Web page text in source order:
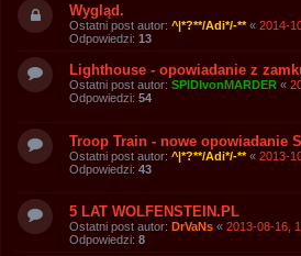
Wygląd.
Ostatni post autor: ^|*?**/Adi*/-** « 2014-
Odpowiedzi: 13
Lighthouse - opowiadanie z
Ostatni post autor: SPIDIvonMARDER «
Odpowiedzi: 54
Troop Train - nowe opowiadanie
Ostatni post autor: ^|*?**/Adi*/-** « 2013-
Odpowiedzi: 43
5 LAT WOLFENSTEIN.PL
Ostatni post autor: DrVaNs « 2013-08-16,
Odpowiedzi: 8